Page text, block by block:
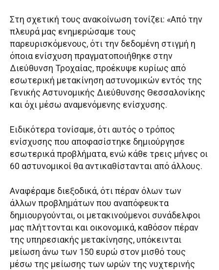
Στη σχετική τους ανακοίνωση τονίζει: «Από την
πλευρά μας ενημερώσαμε τους
παρευρισκόμενους, ότι την δεδομένη στιγμή η
όποια ενίσχυση πραγματοποιήθηκε στην
Διεύθυνση Τροχαίας, προέκυψε κυρίως από
εσωτερική μετακίνηση αστυνομικών εντός της
Γενικής Αστυνομικής Διεύθυνσης Θεσσαλονίκης
και όχι μέσω αναμενόμενης ενίσχυσης.
Ειδικότερα τονίσαμε, ότι αυτός ο τρόπος
ενίσχυσης που αποφασίστηκε δημιούργησε
εσωτερικά προβλήματα, ενώ κάθε τρεις μήνες οι
60 αστυνομικοί θα αντικαθίστανται από άλλους.
Αναφέραμε διεξοδικά, ότι πέραν όλων των
άλλων προβλημάτων που αναπόφευκτα
δημιουργούνται, οι μετακινούμενοι συνάδελφοι
μας πλήττονται και οικονομικά, καθόσον πέραν
της υπηρεσιακής μετακίνησης, υπόκεινται
μείωση άνω των 150 ευρώ στον μισθό τους
μέσω της μείωσης των ωρών της νυχτερινής